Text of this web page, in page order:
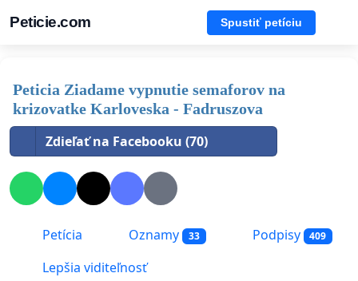
Peticie.com Spustiť petíciu
Peticia Ziadame vypnutie semaforov na
krizovatke Karloveska - Fadruszova
Zdieľať na Facebooku (70)
Petícia Oznamy 33 Podpisy 409
Lepšia viditeľnosť